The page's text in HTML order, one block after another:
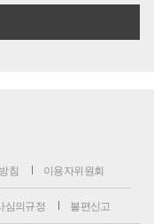
침 이용자위원회
심의규정 불편신고